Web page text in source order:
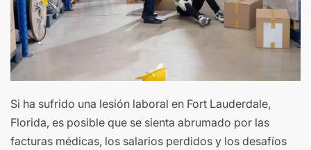
Si ha sufrido una lesión laboral en Fort Lauderdale,
Florida, es posible que se sienta abrumado por las
facturas médicas, los salarios perdidos y los desafíos